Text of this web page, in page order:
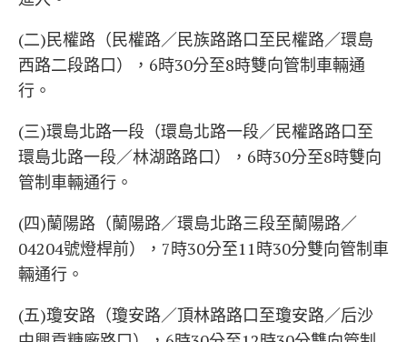
(二)民權路（民權路／民族路路口至民權路／環島
西路二段路口），6時30分至8時雙向管制車輛通
行。
(三)環島北路一段（環島北路一段／民權路路口至
環島北路一段／林湖路路口），6時30分至8時雙向
管制車輛通行。
(四)蘭陽路（蘭陽路／環島北路三段至蘭陽路／
04204號燈桿前），7時30分至11時30分雙向管制車
輛通行。
(五)瓊安路（瓊安路／頂林路路口至瓊安路／后沙